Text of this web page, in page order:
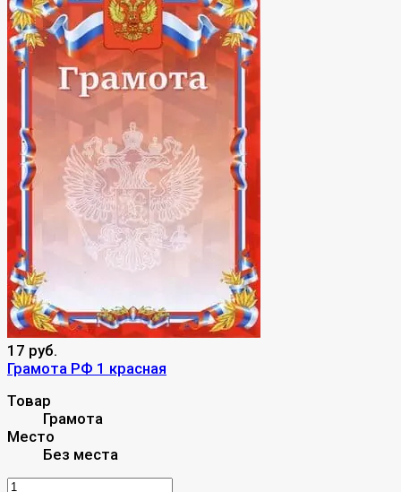
17 руб.
Грамота РФ 1 красная
Товар
Грамота
Место
Без места